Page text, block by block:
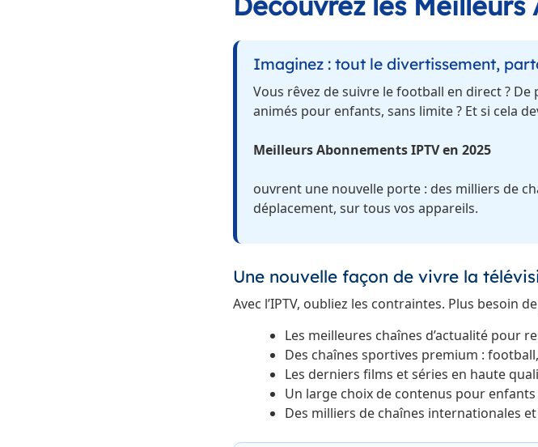
Imaginez : tout le divertissement,
Vous rêvez de suivre le football en direct ?
animés pour enfants, sans limite ? Et si cela
Meilleurs Abonnements IPTV en 2025
ouvrent une nouvelle porte : des milliers de
déplacement, sur tous vos appareils.
Une nouvelle façon de vivre la
Avec l’IPTV, oubliez les contraintes. Plus besoin
Les meilleures chaînes d’actualité pour
Des chaînes sportives premium :
Les derniers films et séries en haute
Un large choix de contenus pour
Des milliers de chaînes internationales